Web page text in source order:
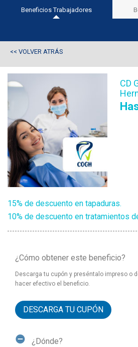
Beneficios Trabajadores
<< VOLVER ATRÁS
CD
15% de descuento en tapaduras.
10% de descuento en tratamientos
¿Cómo obtener este beneficio?
Descarga tu cupón y preséntalo impreso o
hacer efectivo el beneficio.
DESCARGA TU CUPÓN
¿Dónde?